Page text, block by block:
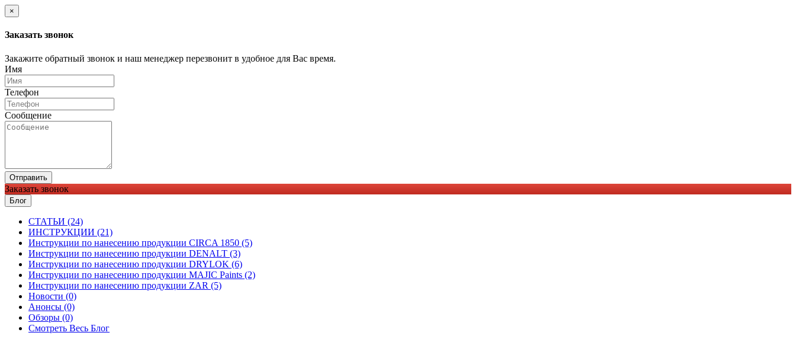
×
Заказать звонок
Закажите обратный звонок и наш менеджер перезвонит в удобное для Вас время.
Имя
Телефон
Сообщение
Отправить
Заказать звонок
Блог
CТАТЬИ (24)
ИНСТРУКЦИИ (21)
Инструкции по нанесению продукции CIRCA 1850 (5)
Инструкции по нанесению продукции DENALT (3)
Инструкции по нанесению продукции DRYLOK (6)
Инструкции по нанесению продукции MAJIC Paints (2)
Инструкции по нанесению продукции ZAR (5)
Новости (0)
Анонсы (0)
Обзоры (0)
Смотреть Весь Блог